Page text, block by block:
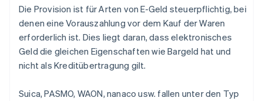
Die Provision ist für Arten von E-Geld steuerpflichtig, bei
denen eine Vorauszahlung vor dem Kauf der Waren
erforderlich ist. Dies liegt daran, dass elektronisches
Geld die gleichen Eigenschaften wie Bargeld hat und
nicht als Kreditübertragung gilt.
Suica, PASMO, WAON, nanaco usw. fallen unter den Typ